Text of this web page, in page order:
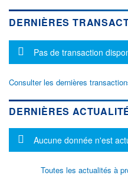
DERNIÈRES
Message d'information
Pas de transaction
Consulter les dernières
DERNIÈRES
Message d'information
Aucune donnée n'est
Toutes les actualités à